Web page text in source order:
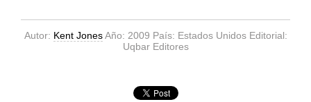
Autor: Kent JonesAño: 2009 País: Estados Unidos Editorial:
Uqbar Editores